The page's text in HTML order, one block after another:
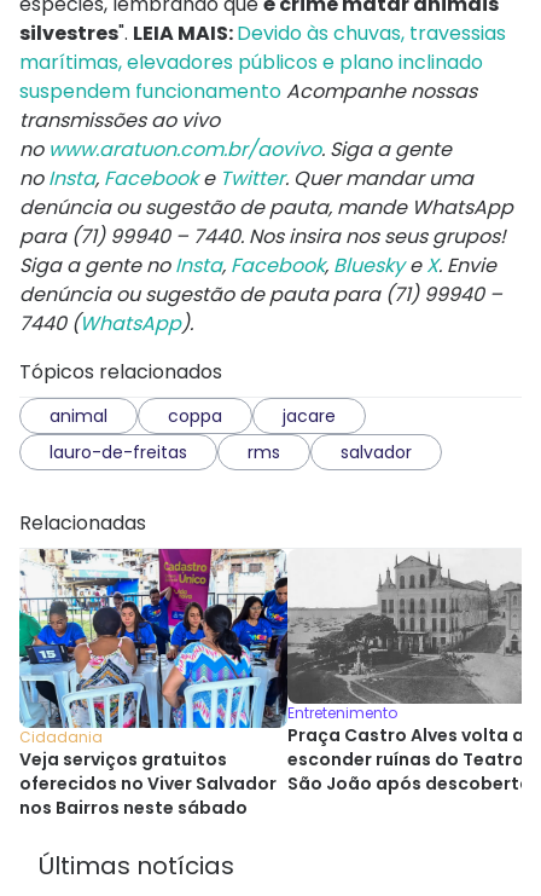
silvestres". LEIA MAIS:Devido às chuvas, travessias
marítimas, elevadores públicos e plano inclinado
suspendem funcionamentoAcompanhe nossas
transmissões ao vivo
no www.aratuon.com.br/aovivo. Siga a gente
noInsta, Facebooke Twitter. Quer mandar uma
denúncia ou sugestão de pauta, mande WhatsApp
para (71) 99940 – 7440. Nos insira nos seus grupos!
Siga a gente noInsta, Facebook, BlueskyeX. Envie
denúncia ou sugestão de pauta para (71) 99940 –
7440 (WhatsApp).
Tópicos relacionados
animal coppa
jacare
lauro-de-freitas
rms salvador
Relacionadas
Cidadania
Veja serviços gratuitos
oferecidos no Viver Salvador
nos Bairros neste sábado
Entretenimento
Praça Castro Alves volta a
esconder ruínas do Teatro
São João após descoberta
Últimas notícias